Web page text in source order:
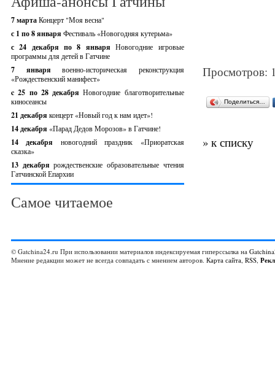
7 мартаКонцерт "Моя весна"
с 1 по 8 января Фестиваль «Новогодняя кутерьма»
с 24 декабря по 8 январяНовогодние игровые
программы для детей в Гатчине
7 январявоенно-историческая реконструкция
«Рождественский манифест»
c 25 по 28 декабряНовогодние благотворительные
киносеансы
21 декабря концерт «Новый год к нам идет»!
14 декабря «Парад Дедов Морозов» в Гатчине!
14 декабря новогодний праздник «Приоратская
сказка»
13 декабрярождественские образовательные чтения
Гатчинской Епархии
Самое читаемое
Просмотров:
Поделиться…
» к списку
© Gatchina24.ru При использовании материалов индексируемая гиперссылка на
Мнение редакции может не всегда совпадать с мнением авторов. Карта сайта, RSS,